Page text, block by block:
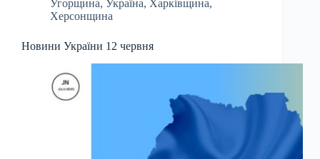
Угорщина, Україна, Харківщина,
Херсонщина
Новини України 12 червня